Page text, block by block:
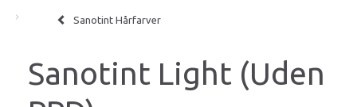
Sanotint Hårfarver
Sanotint Light (Uden